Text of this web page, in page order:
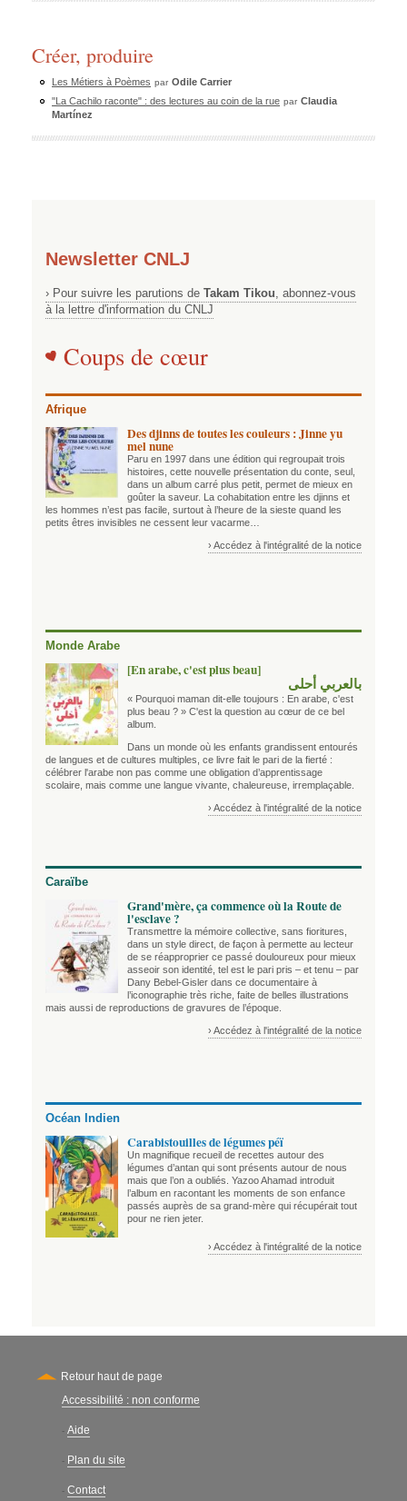
Créer, produire
Les Métiers à Poèmes par Odile Carrier
"La Cachilo raconte" : des lectures au coin de la rue par Claudia
Martínez
Newsletter CNLJ
› Pour suivre les parutions de Takam Tikou , abonnez-vous
à la lettre d'information du CNLJ
Coups de cœur
Afrique
Des djinns de toutes les couleurs : Jinne yu
mel nune
Paru en 1997 dans une édition qui regroupait trois
histoires, cette nouvelle présentation du conte, seul,
dans un album carré plus petit, permet de mieux en
goûter la saveur. La cohabitation entre les djinns et
les hommes n’est pas facile, surtout à l’heure de la sieste quand les
petits êtres invisibles ne cessent leur vacarme…
› Accédez à l'intégralité de la notice
Monde Arabe
[En arabe, c'est plus beau]
بالعربي أحلى
« Pourquoi maman dit-elle toujours : En arabe, c'est
plus beau ? » C'est la question au cœur de ce bel
album.
Dans un monde où les enfants grandissent entourés
de langues et de cultures multiples, ce livre fait le pari de la fierté :
célébrer l'arabe non pas comme une obligation d’apprentissage
scolaire, mais comme une langue vivante, chaleureuse, irremplaçable.
› Accédez à l'intégralité de la notice
Caraïbe
Grand'mère, ça commence où la Route de
l'esclave ?
Transmettre la mémoire collective, sans fioritures,
dans un style direct, de façon à permette au lecteur
de se réapproprier ce passé douloureux pour mieux
asseoir son identité, tel est le pari pris – et tenu – par
Dany Bebel-Gisler dans ce documentaire à
l’iconographie très riche, faite de belles illustrations
mais aussi de reproductions de gravures de l’époque.
› Accédez à l'intégralité de la notice
Océan Indien
Carabistouilles de légumes péï
Un magnifique recueil de recettes autour des
légumes d’antan qui sont présents autour de nous
mais que l’on a oubliés. Yazoo Ahamad introduit
l’album en racontant les moments de son enfance
passés auprès de sa grand-mère qui récupérait tout
pour ne rien jeter.
› Accédez à l'intégralité de la notice
Retour haut de page
Secondary
Accessibilité : non conforme
- Aide
- Plan du site
- Contact